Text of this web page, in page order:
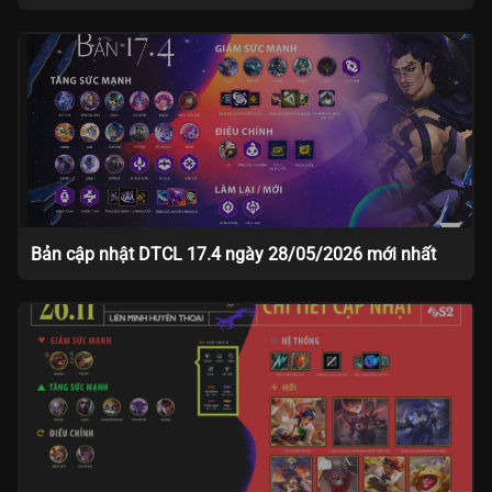
Bản cập nhật DTCL 17.4 ngày 28/05/2026 mới nhất